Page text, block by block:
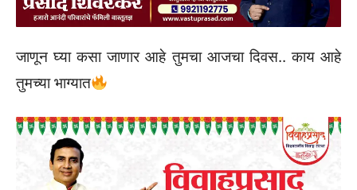
जाणून घ्या कसा जाणार आहे तुमचा आजचा दिवस.. काय आहे
तुमच्या भाग्यात